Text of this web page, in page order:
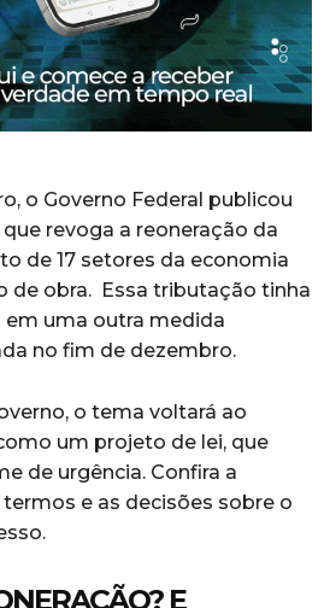
o Governo Federal publicou
revoga a reoneração da
de 17 setores da economia
de obra. Essa tributação tinha
uma outra medida
no fim de dezembro.
o tema voltará ao
um projeto de lei, que
de urgência. Confira a
e as decisões sobre o
E